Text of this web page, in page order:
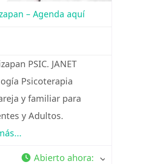
– Agenda aquí
PSIC. JANET
Psicoterapia
y familiar para
y Adultos.
Abierto ahora: